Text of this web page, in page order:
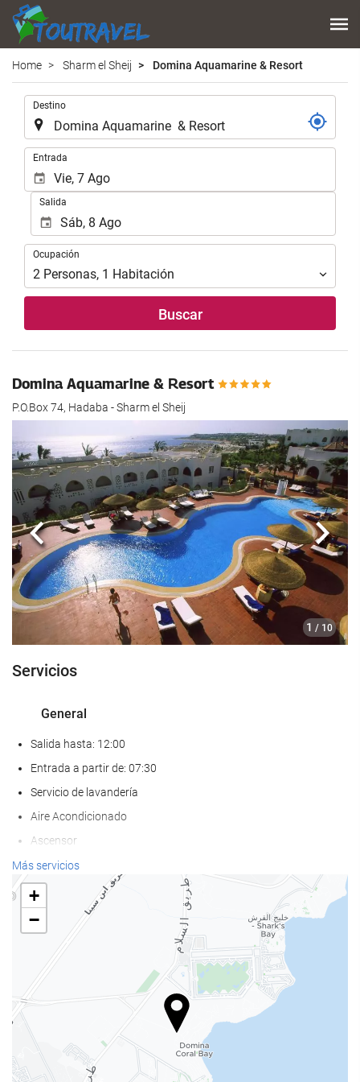
Home Sharm el Sheij Domina Aquamarine & Resort
Destino
Entrada
Salida
Ocupación
Ocupación
2 Personas, 1 Habitación
Buscar
Domina Aquamarine & Resort
P.O.Box 74, Hadaba - Sharm el Sheij
1 / 10
Anterior
Servicios
General
Salida hasta: 12:00
Entrada a partir de: 07:30
Servicio de lavandería
Aire Acondicionado
Ascensor
Adaptado para personas con movilidad reducida
Habitaciones No fumadores
No admite mascotas
Bienestar
Playa privada
Toallas de playa o piscina
Tumbonas
Sombrillas
Más servicios
+
−